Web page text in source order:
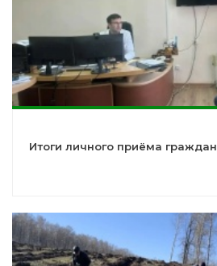
Итоги личного приёма граждан